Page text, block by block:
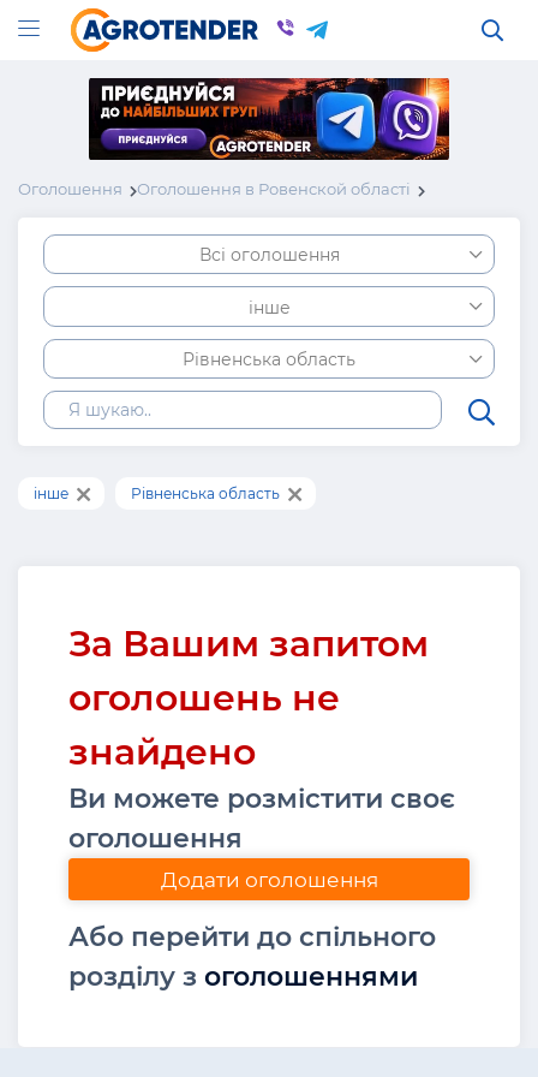
Оголошення Оголошення в Ровенской області
Всі оголошення
інше
Рівненська область
інше Рівненська область
За Вашим запитом
оголошень не
знайдено
Ви можете розмістити своє
оголошення
Додати оголошення
Або перейти до спільного
розділу з оголошеннями